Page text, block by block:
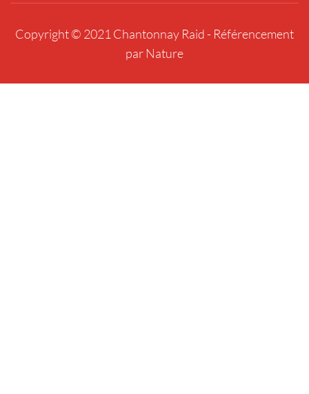
Copyright © 2021 Chantonnay Raid - Référencement
par Nature